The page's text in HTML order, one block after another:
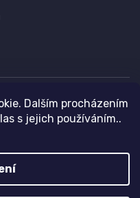
Dalším procházením
s jejich používáním..
práva vyhrazena.